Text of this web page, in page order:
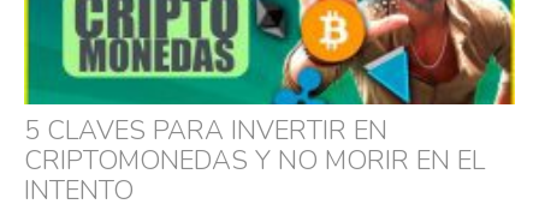
fails
5 CLAVES PARA INVERTIR EN
CRIPTOMONEDAS Y NO MORIR EN EL
INTENTO